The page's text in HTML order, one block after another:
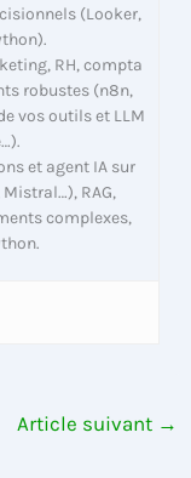
(Looker,
RH, compta
robustes (n8n,
vos outils et LLM
et agent IA sur
RAG,
complexes,
Article suivant →